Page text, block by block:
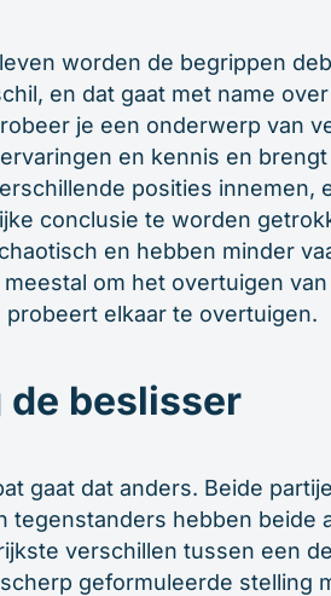
worden de begrippen
en dat gaat met name
je een onderwerp van
en kennis en
posities
conclusie te worden
en hebben minder
om het overtuigen
elkaar te overtuigen.
beslisser
gaat dat anders. Beide
tegenstanders hebben beide
verschillen tussen een
geformuleerde stelling